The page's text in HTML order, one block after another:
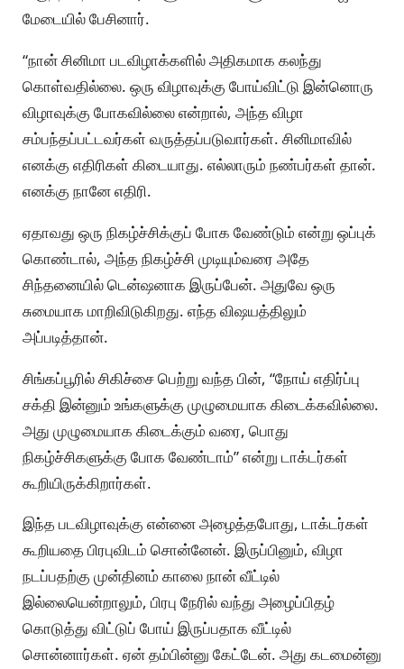
மேடையில் பேசினார்.
“நான் சினிமா படவிழாக்களில் அதிகமாக கலந்து
கொள்வதில்லை. ஒரு விழாவுக்கு போய்விட்டு இன்னொரு
விழாவுக்கு போகவில்லை என்றால், அந்த விழா
சம்பந்தப்பட்டவர்கள் வருத்தப்படுவார்கள். சினிமாவில்
எனக்கு எதிரிகள் கிடையாது. எல்லாரும் நண்பர்கள் தான்.
எனக்கு நானே எதிரி.
ஏதாவது ஒரு நிகழ்ச்சிக்குப் போக வேண்டும் என்று ஒப்புக்
கொண்டால், அந்த நிகழ்ச்சி முடியும்வரை அதே
சிந்தனையில் டென்ஷனாக இருப்பேன். அதுவே ஒரு
சுமையாக மாறிவிடுகிறது. எந்த விஷயத்திலும்
அப்படித்தான்.
சிங்கப்பூரில் சிகிச்சை பெற்று வந்த பின், “நோய் எதிர்ப்பு
சக்தி இன்னும் உங்களுக்கு முழுமையாக கிடைக்கவில்லை.
அது முழுமையாக கிடைக்கும் வரை, பொது
நிகழ்ச்சிகளுக்கு போக வேண்டாம்” என்று டாக்டர்கள்
கூறியிருக்கிறார்கள்.
இந்த படவிழாவுக்கு என்னை அழைத்தபோது, டாக்டர்கள்
கூறியதை பிரபுவிடம் சொன்னேன். இருப்பினும், விழா
நடப்பதற்கு முன்தினம் காலை நான் வீட்டில்
இல்லையென்றாலும், பிரபு நேரில் வந்து அழைப்பிதழ்
கொடுத்து விட்டுப் போய் இருப்பதாக வீட்டில்
சொன்னார்கள். ஏன் தம்பின்னு கேட்டேன். அது கடமைன்னு